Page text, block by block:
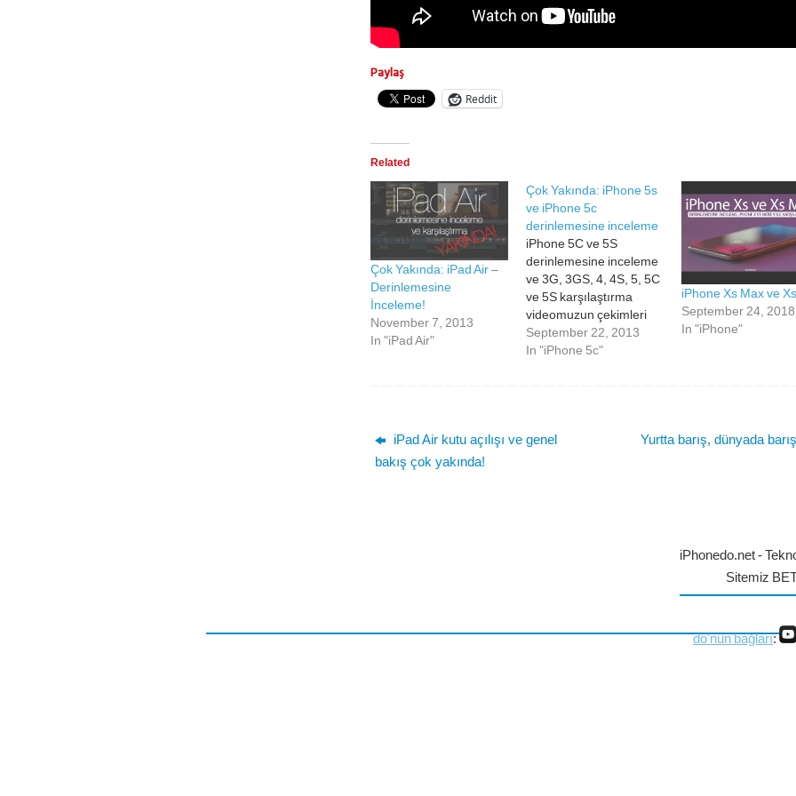
Paylaş
Reddit
Related
Çok Yakında: iPad Air –
Derinlemesine
İnceleme!
November 7, 2013
In "iPad Air"
Çok Yakında: iPhone 5s
ve iPhone 5c
derinlemesine inceleme
iPhone 5C ve 5S
derinlemesine inceleme
ve 3G, 3GS, 4, 4S, 5, 5C
ve 5S karşılaştırma
videomuzun çekimleri
devam etmektedir. Çok
yakında karşınızda
September 22, 2013
In "iPhone 5c"
iPhone Xs Max ve Xs
September 24, 2018
In "iPhone"
iPad Air kutu açılışı ve genel
bakış çok yakında!
Yurtta barış, dünyada
iPhonedo.net -
Sitemiz
do'nun bağları: